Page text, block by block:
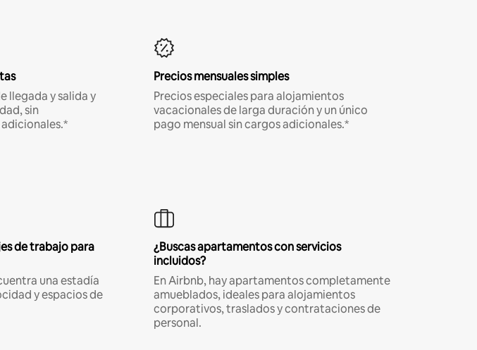
llegada y salida y
sin
Precios mensuales simples
Precios especiales para alojamientos
vacacionales de larga duración y un único
pago mensual sin cargos adicionales.*
de trabajo para
una estadía
y espacios de
¿Buscas apartamentos con servicios
incluidos?
En Airbnb, hay apartamentos completamente
amueblados, ideales para alojamientos
corporativos, traslados y contrataciones de
personal.